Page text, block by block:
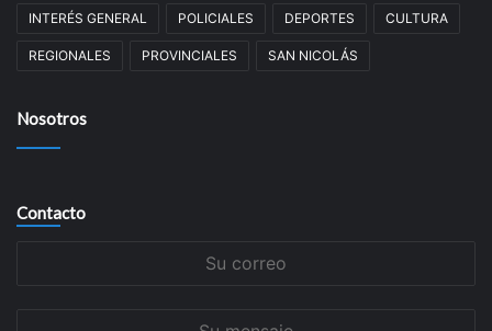
INTERÉS GENERAL POLICIALES DEPORTES CULTURA
REGIONALES PROVINCIALES SAN NICOLÁS
Nosotros
Contacto